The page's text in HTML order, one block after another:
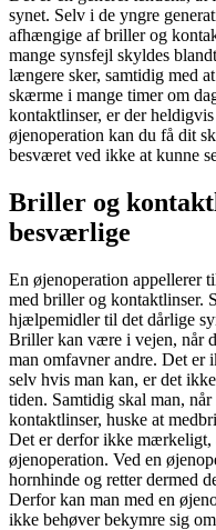
synet. Selv i de yngre
afhængige af briller og
mange synsfejl skyldes
længere sker, samtidig med
skærme i mange timer om
kontaktlinser, er der
øjenoperation kan du få dit
besværet ved ikke at kunne
Briller og
besværlige
En øjenoperation appellerer
med briller og kontaktlinser.
hjælpemidler til det dårlige
Briller kan være i vejen, når
man omfavner andre. Det er
selv hvis man kan, er det
tiden. Samtidig skal man,
kontaktlinser, huske at
Det er derfor ikke mærkeligt,
øjenoperation. Ved en
hornhinde og retter dermed
Derfor kan man med en
ikke behøver bekymre sig